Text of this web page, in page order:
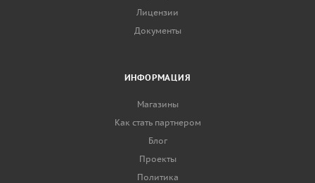
Лицензии
Документы
ИНФОРМАЦИЯ
Магазины
Как стать партнером
Блог
Проекты
Политика